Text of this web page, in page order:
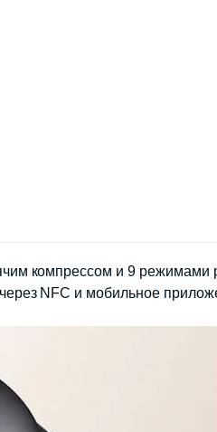
компрессом и 9 режимами
NFC и мобильное